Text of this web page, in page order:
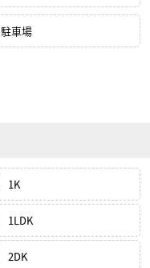
駐車場
1K
1LDK
2DK